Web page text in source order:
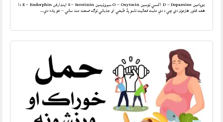
ډوپامين D – Dopamine اکسي ټوسين O – Oxytocin سيروټينين S – Serotinin اينډارفن E – Endorphin دا
هغه‌ څلور هارمونز دي چې د دې مثبت فعاليت تاسو پۀ طبعي او جذباتي توګه صحت مند ساتي – خو ياده دې…